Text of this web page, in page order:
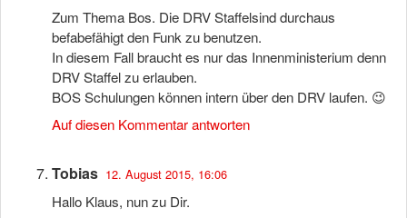
Zum Thema Bos. Die DRV Staffelsind durchaus
befabefähigt den Funk zu benutzen.
In diesem Fall braucht es nur das Innenministerium denn
DRV Staffel zu erlauben.
BOS Schulungen können intern über den DRV laufen. 😉
Auf diesen Kommentar antworten
Tobias 12. August 2015, 16:06
Hallo Klaus, nun zu Dir.